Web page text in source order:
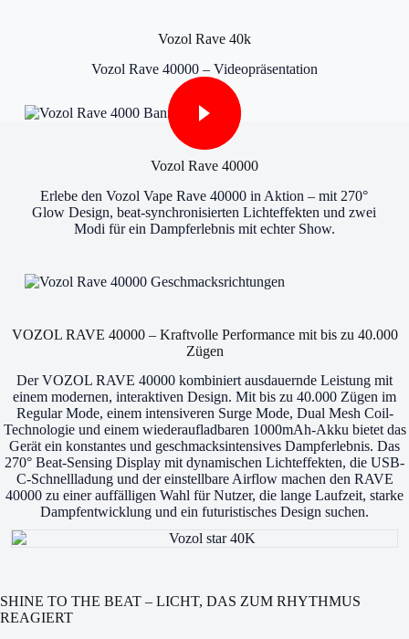
Vozol Rave 40k
Vozol Rave 40000 – Videopräsentation
Vozol Rave 40000
Erlebe den Vozol Vape Rave 40000 in Aktion – mit 270°
Glow Design, beat-synchronisierten Lichteffekten und zwei
Modi für ein Dampferlebnis mit echter Show.
VOZOL RAVE 40000 – Kraftvolle Performance mit bis zu 40.000
Zügen
Der VOZOL RAVE 40000 kombiniert ausdauernde Leistung mit
einem modernen, interaktiven Design. Mit bis zu 40.000 Zügen im
Regular Mode, einem intensiveren Surge Mode, Dual Mesh Coil-
Technologie und einem wiederaufladbaren 1000mAh-Akku bietet das
Gerät ein konstantes und geschmacksintensives Dampferlebnis. Das
270° Beat-Sensing Display mit dynamischen Lichteffekten, die USB-
C-Schnellladung und der einstellbare Airflow machen den RAVE
40000 zu einer auffälligen Wahl für Nutzer, die lange Laufzeit, starke
Dampfentwicklung und ein futuristisches Design suchen.
SHINE TO THE BEAT – LICHT, DAS ZUM RHYTHMUS
REAGIERT